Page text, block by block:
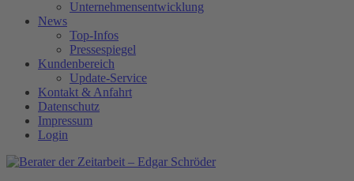
Unternehmensentwicklung
News
Top-Infos
Pressespiegel
Kundenbereich
Update-Service
Kontakt & Anfahrt
Datenschutz
Impressum
Login